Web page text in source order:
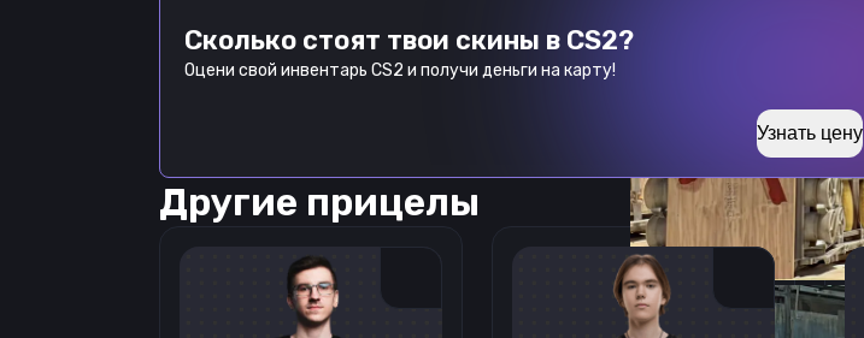
Сколько стоят твои скины в CS2?
Оцени свой инвентарь CS2 и получи деньги на карту!
Узнать цену
Другие прицелы